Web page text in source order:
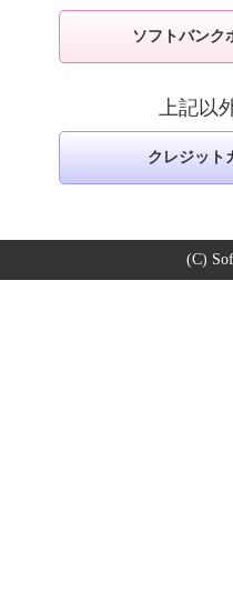
ソフトバンク
上記以
クレジット
(C)